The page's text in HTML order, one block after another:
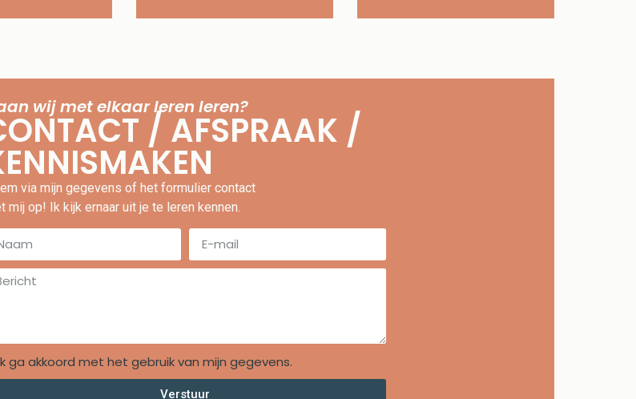
wij met elkaar leren leren?
/ AFSPRAAK /
via mijn gegevens of het formulier contact
mij op! Ik kijk ernaar uit je te leren kennen.
ga akkoord met het gebruik van mijn gegevens.
Verstuur